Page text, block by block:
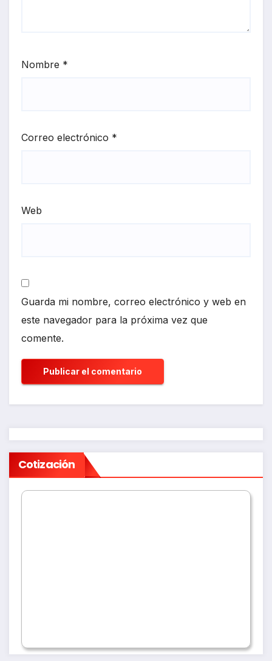
Nombre *
Correo electrónico *
Web
Guarda mi nombre, correo electrónico y web en
este navegador para la próxima vez que
comente.
Cotización